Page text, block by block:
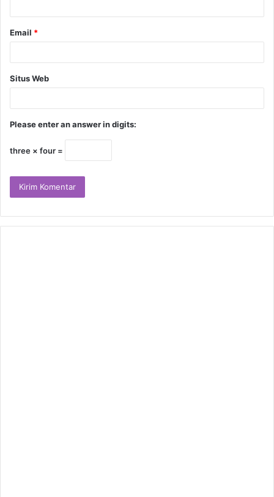
Email *
Situs Web
Please enter an answer in digits:
three × four =